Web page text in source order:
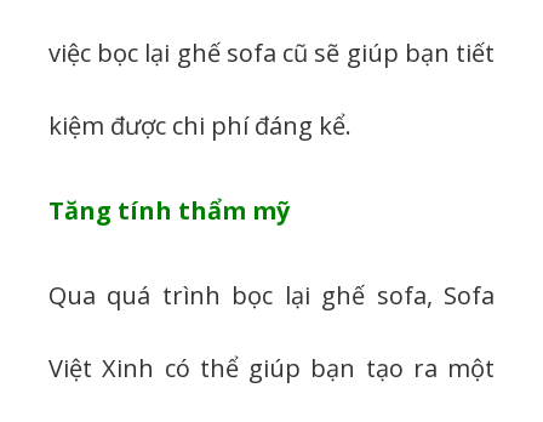
việc bọc lại ghế sofa cũ sẽ giúp bạn tiết
kiệm được chi phí đáng kể.
Tăng tính thẩm mỹ
Qua quá trình bọc lại ghế sofa, Sofa
Việt Xinh có thể giúp bạn tạo ra một